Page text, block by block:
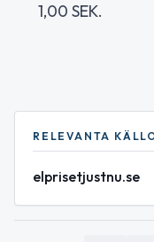
1,00 SEK.
RELEVANTA
elprisetjustnu.se